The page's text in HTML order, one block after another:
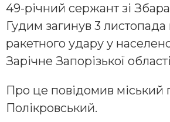
49-річний сержант зі
Гудим загинув 3 листопада
ракетного удару у
Зарічне Запорізької
Про це повідомив міський
Полікровський.